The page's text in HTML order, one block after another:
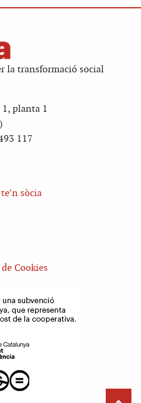
la transformació social
1, planta 1
117
sòcia
Cookies